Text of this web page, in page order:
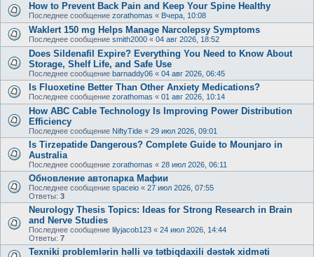
How to Prevent Back Pain and Keep Your Spine Healthy
Последнее сообщение zorathomas « Вчера, 10:08
Waklert 150 mg Helps Manage Narcolepsy Symptoms
Последнее сообщение smith2000 « 04 авг 2026, 18:52
Does Sildenafil Expire? Everything You Need to Know About
Storage, Shelf Life, and Safe Use
Последнее сообщение barnaddy06 « 04 авг 2026, 06:45
Is Fluoxetine Better Than Other Anxiety Medications?
Последнее сообщение zorathomas « 01 авг 2026, 10:14
How ABC Cable Technology Is Improving Power Distribution
Efficiency
Последнее сообщение NiftyTide « 29 июл 2026, 09:01
Is Tirzepatide Dangerous? Complete Guide to Mounjaro in
Australia
Последнее сообщение zorathomas « 28 июл 2026, 06:11
Обновление автопарка Мафии
Последнее сообщение spaceio « 27 июл 2026, 07:55
Ответы: 3
Neurology Thesis Topics: Ideas for Strong Research in Brain
and Nerve Studies
Последнее сообщение lilyjacob123 « 24 июл 2026, 14:44
Ответы: 7
Texniki problemlərin həlli və tətbiqdaxili dəstək xidməti